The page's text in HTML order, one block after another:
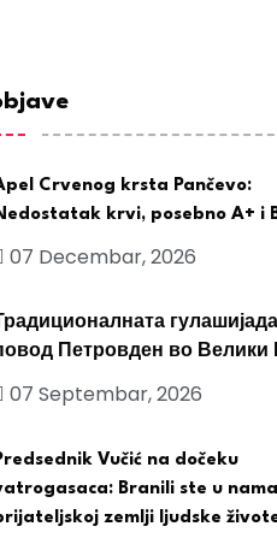
Crvenog krsta Pančevo:
krvi, posebno A+ i
07 Decembar, 2026
Традиционалната
Петровден во Велики
07 Septembar, 2026
Vučić na dočeku
Branili ste u nama
zemlji ljudske